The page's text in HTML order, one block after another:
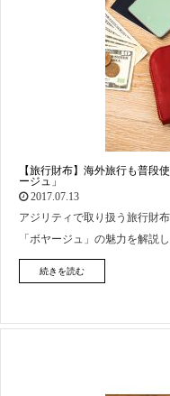
【旅行財布】海外旅行も普段
ージュ」
2017.07.13
アジリティで取り扱う旅行財
「ボヤージュ」の魅力を解説し
続きを読む